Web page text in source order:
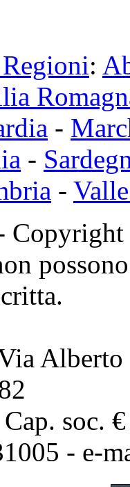
:
-
-
-
Copyright
Alberto
soc.
- e-